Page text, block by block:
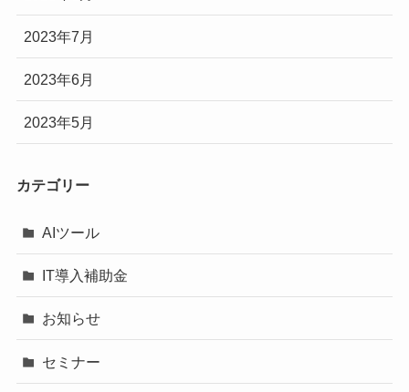
2023年7月
2023年6月
2023年5月
カテゴリー
AIツール
IT導入補助金
お知らせ
セミナー